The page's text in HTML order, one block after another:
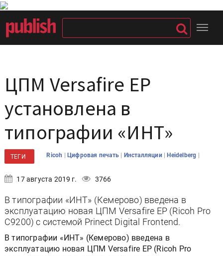
ЦПМ Versafire EP
установлена в
типографии «ИНТ»
ТЕГИ Ricoh | Цифровая печать | Инсталляции |Heidelberg |
17 августа 2019 г. 3766
В типографии «ИНТ» (Кемерово) введена в
эксплуатацию новая ЦПМ Versafire EP (Ricoh Pro
C9200) с системой Prinect Digital Frontend.
В типографии «ИНТ» (Кемерово) введена в
эксплуатацию новая ЦПМ Versafire EP (Ricoh Pro